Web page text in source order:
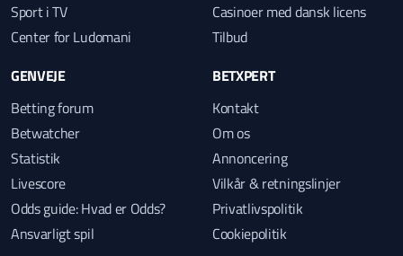
Sport i TV
Center for Ludomani
Casinoer med dansk licens
Tilbud
GENVEJE
Betting forum
Betwatcher
Statistik
Livescore
Odds guide: Hvad er Odds?
Ansvarligt spil
BETXPERT
Kontakt
Om os
Annoncering
Vilkår & retningslinjer
Privatlivspolitik
Cookiepolitik